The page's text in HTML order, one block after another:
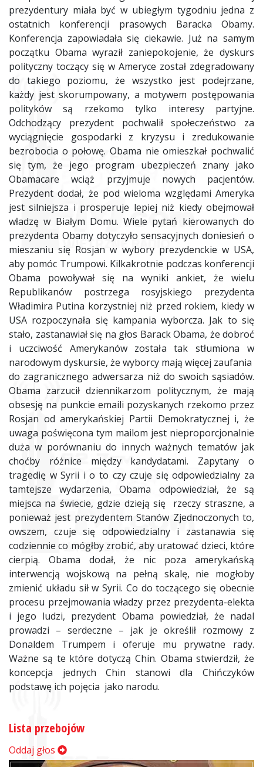
prezydentury miała być w ubiegłym tygodniu jedna z
ostatnich konferencji prasowych Baracka Obamy.
Konferencja zapowiadała się ciekawie. Już na samym
początku Obama wyraził zaniepokojenie, że dyskurs
polityczny toczący się w Ameryce został zdegradowany
do takiego poziomu, że wszystko jest podejrzane,
każdy jest skorumpowany, a motywem postępowania
polityków są rzekomo tylko interesy partyjne.
Odchodzący prezydent pochwalił społeczeństwo za
wyciągnięcie gospodarki z kryzysu i zredukowanie
bezrobocia o połowę. Obama nie omieszkał pochwalić
się tym, że jego program ubezpieczeń znany jako
Obamacare wciąż przyjmuje nowych pacjentów.
Prezydent dodał, że pod wieloma względami Ameryka
jest silniejsza i prosperuje lepiej niż kiedy obejmował
władzę w Białym Domu. Wiele pytań kierowanych do
prezydenta Obamy dotyczyło sensacyjnych doniesień o
mieszaniu się Rosjan w wybory prezydenckie w USA,
aby pomóc Trumpowi. Kilkakrotnie podczas konferencji
Obama powoływał się na wyniki ankiet, że wielu
Republikanów postrzega rosyjskiego prezydenta
Władimira Putina korzystniej niż przed rokiem, kiedy w
USA rozpoczynała się kampania wyborcza. Jak to się
stało, zastanawiał się na głos Barack Obama, że dobroć
i uczciwość Amerykanów została tak stłumiona w
narodowym dyskursie, że wyborcy mają więcej zaufania
do zagranicznego adwersarza niż do swoich sąsiadów.
Obama zarzucił dziennikarzom politycznym, że mają
obsesję na punkcie emaili pozyskanych rzekomo przez
Rosjan od amerykańskiej Partii Demokratycznej i, że
uwaga poświęcona tym mailom jest nieproporcjonalnie
duża w porównaniu do innych ważnych tematów jak
choćby różnice między kandydatami. Zapytany o
tragedię w Syrii i o to czy czuje się odpowiedzialny za
tamtejsze wydarzenia, Obama odpowiedział, że są
miejsca na świecie, gdzie dzieją się rzeczy straszne, a
ponieważ jest prezydentem Stanów Zjednoczonych to,
owszem, czuje się odpowiedzialny i zastanawia się
codziennie co mógłby zrobić, aby uratować dzieci, które
cierpią. Obama dodał, że nic poza amerykańską
interwencją wojskową na pełną skalę, nie mogłoby
zmienić układu sił w Syrii. Co do toczącego się obecnie
procesu przejmowania władzy przez prezydenta-elekta
i jego ludzi, prezydent Obama powiedział, że nadal
prowadzi – serdeczne – jak je określił rozmowy z
Donaldem Trumpem i oferuje mu prywatne rady.
Ważne są te które dotyczą Chin. Obama stwierdził, że
koncepcja jednych Chin stanowi dla Chińczyków
podstawę ich pojęcia jako narodu.
Lista przebojów
Oddaj głos